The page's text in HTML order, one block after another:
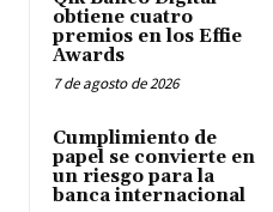
obtiene cuatro
premios en los Effie
Awards
7 de agosto de 2026
Cumplimiento de
papel se convierte en
un riesgo para la
banca internacional